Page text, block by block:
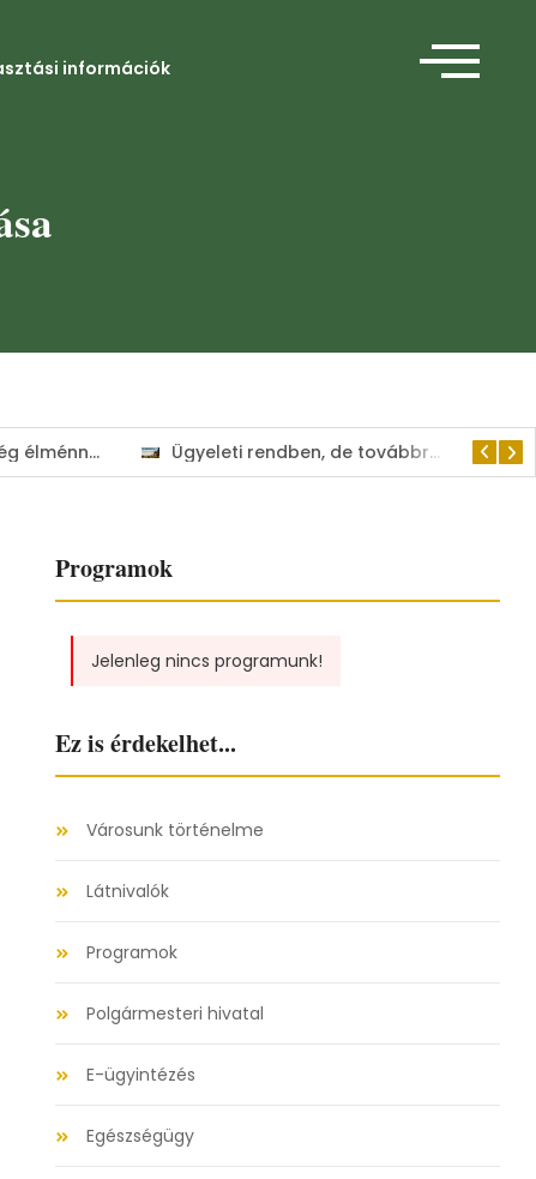
információk
Amikor a segítség élménnyé válik Ügyeleti rendben, de továbbra is a lakosság szolgálatában tart nyitva a Kisvárdai Polgármesteri Hivatal
Programok
Jelenleg nincs programunk!
Ez is érdekelhet...
Városunk történelme
Látnivalók
Programok
Polgármesteri hivatal
E-ügyintézés
Egészségügy